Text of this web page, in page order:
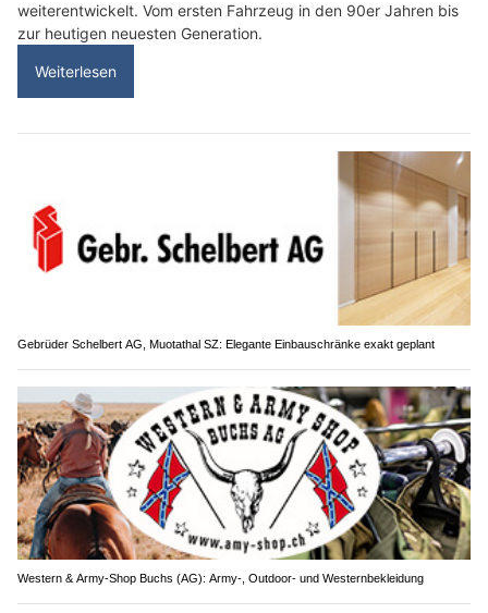
weiterentwickelt. Vom ersten Fahrzeug in den 90er Jahren bis
zur heutigen neuesten Generation.
Weiterlesen
Gebrüder Schelbert AG, Muotathal SZ: Elegante Einbauschränke exakt geplant
Western & Army-Shop Buchs (AG): Army-, Outdoor- und Westernbekleidung